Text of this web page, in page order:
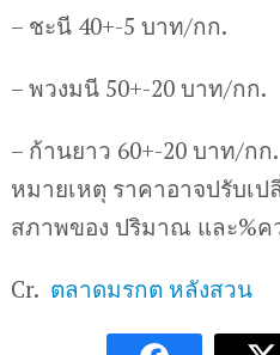
– ชะนี 40+-5 บาท/กก.
– พวงมนี 50+-20 บาท/กก.
– ก้านยาว 60+-20 บาท/กก.
หมายเหตุ ราคาอาจปรับเ
สภาพของ ปริมาณ และ%ค
Cr. ตลาดมรกต หลังสวน